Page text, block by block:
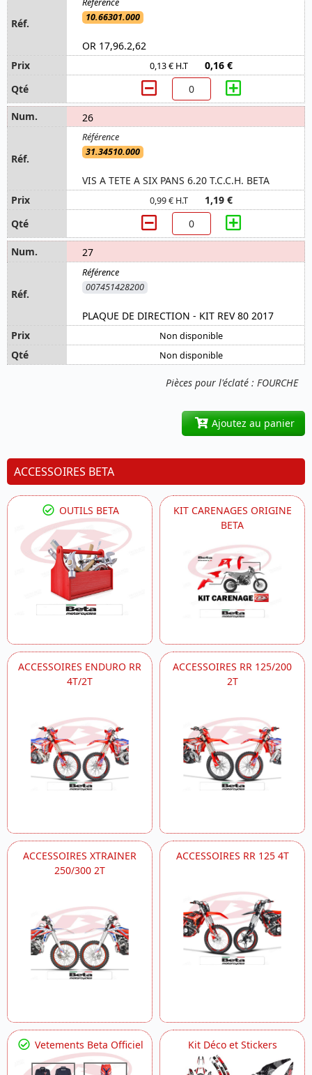
Pièces pour l'éclaté : FOURCHE
10.66301.000
OR 17,96.2,62
0,13 € H.T 0,16 €
26
31.34510.000
VIS A TETE A SIX PANS 6.20 T.C.C.H. BETA
0,99 € H.T 1,19 €
27
007451428200
PLAQUE DE DIRECTION - KIT REV 80 2017
Non disponible
Non disponible
Ajoutez au panier
ACCESSOIRES BETA
OUTILS BETA
KIT CARENAGES ORIGINE
BETA
ACCESSOIRES ENDURO RR
4T/2T
ACCESSOIRES RR 125/200
2T
ACCESSOIRES XTRAINER
250/300 2T
ACCESSOIRES RR 125 4T
Vetements Beta Officiel Kit Déco et Stickers